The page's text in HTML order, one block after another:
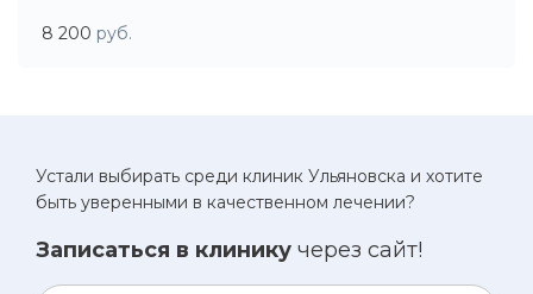
8 200 руб.
Устали выбирать среди клиник Ульяновска и хотите
быть уверенными в качественном лечении?
Записаться в клинику через сайт!